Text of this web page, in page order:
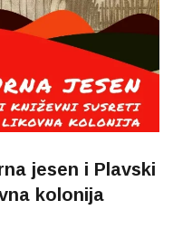
jesen i Plavski
kolonija